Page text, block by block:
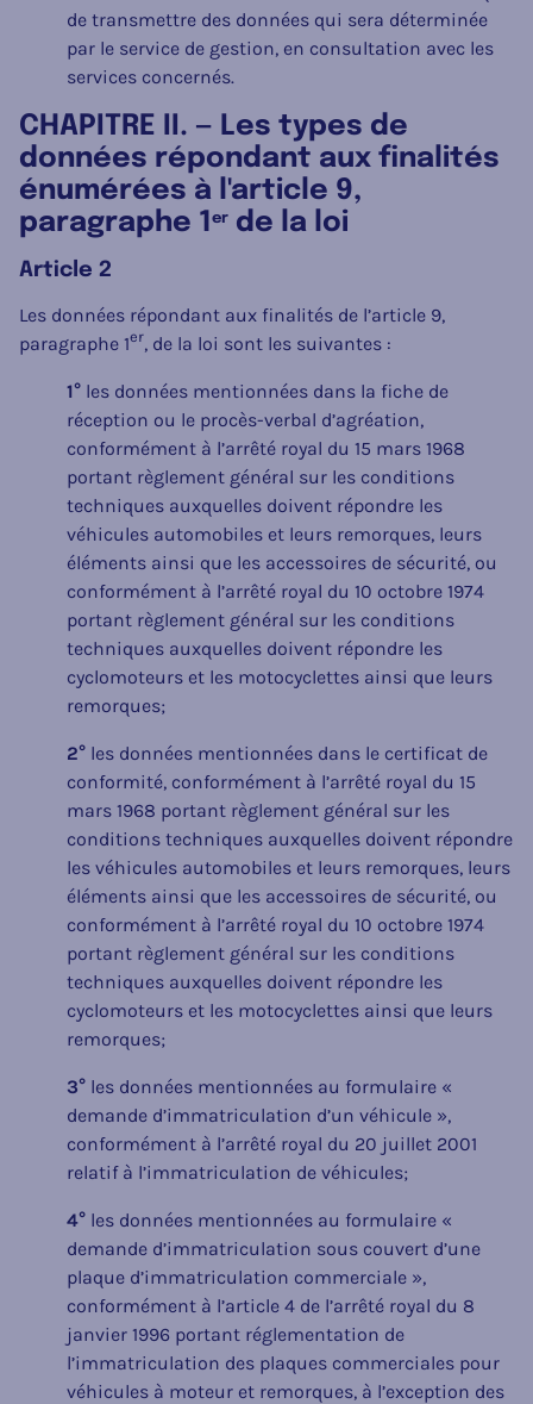
de transmettre des données qui sera déterminée
par le service de gestion, en consultation avec les
services concernés.
CHAPITRE II. — Les types de
données répondant aux finalités
énumérées à l'article 9,
paragraphe 1 er de la loi
Article 2
Les données répondant aux finalités de l’article 9,
paragraphe 1er, de la loi sont les suivantes :
1° les données mentionnées dans la fiche de
réception ou le procès-verbal d’agréation,
conformément à l’arrêté royal du 15 mars 1968
portant règlement général sur les conditions
techniques auxquelles doivent répondre les
véhicules automobiles et leurs remorques, leurs
éléments ainsi que les accessoires de sécurité, ou
conformément à l’arrêté royal du 10 octobre 1974
portant règlement général sur les conditions
techniques auxquelles doivent répondre les
cyclomoteurs et les motocyclettes ainsi que leurs
remorques;
2° les données mentionnées dans le certificat de
conformité, conformément à l’arrêté royal du 15
mars 1968 portant règlement général sur les
conditions techniques auxquelles doivent répondre
les véhicules automobiles et leurs remorques, leurs
éléments ainsi que les accessoires de sécurité, ou
conformément à l’arrêté royal du 10 octobre 1974
portant règlement général sur les conditions
techniques auxquelles doivent répondre les
cyclomoteurs et les motocyclettes ainsi que leurs
remorques;
3° les données mentionnées au formulaire «
demande d’immatriculation d’un véhicule »,
conformément à l’arrêté royal du 20 juillet 2001
relatif à l’immatriculation de véhicules;
4° les données mentionnées au formulaire «
demande d’immatriculation sous couvert d’une
plaque d’immatriculation commerciale »,
conformément à l’article 4 de l’arrêté royal du 8
janvier 1996 portant réglementation de
l’immatriculation des plaques commerciales pour
véhicules à moteur et remorques, à l’exception des